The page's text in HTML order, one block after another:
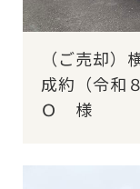
（ご売却
成約（令
Ｏ 様